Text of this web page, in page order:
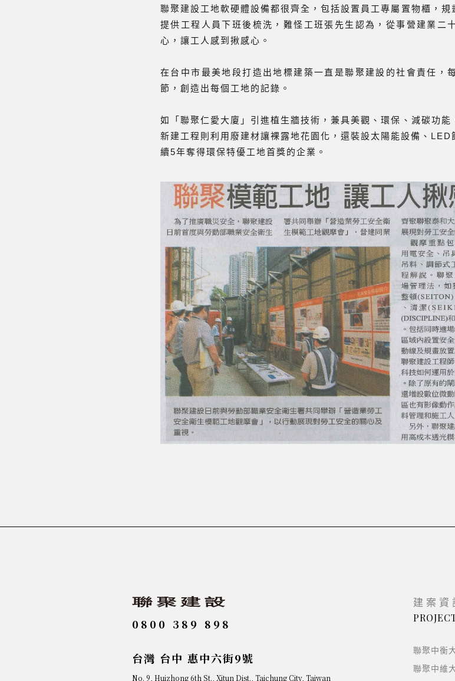
聯聚建設工地軟硬體設備都很齊全，包括設置員工專屬置物櫃，規
提供工程人員下班後梳洗，難怪工班張先生認為，從事營建業二
心，讓工人感到揪感心。
在台中市最美地段打造出地標建築一直是聯聚建設的社會責任，
節，創造出每個工地的記錄。
如「聯聚仁愛大廈」引進植生牆技術，兼具美觀、環保、減碳功能
新建工程則利用廢建材讓裸露地花園化，還裝設太陽能設備、
續5年奪得環保特優工地首獎的企業。
0800 389 898
台灣 台中 惠中六街9號
No. 9, Huizhong 6th St., Xitun Dist., Taichung City, Taiwan
建案資
聯聚中衡
聯聚中維